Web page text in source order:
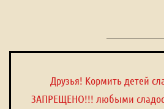
Друзья! Кормить детей
ЗАПРЕЩЕНО!!! любыми